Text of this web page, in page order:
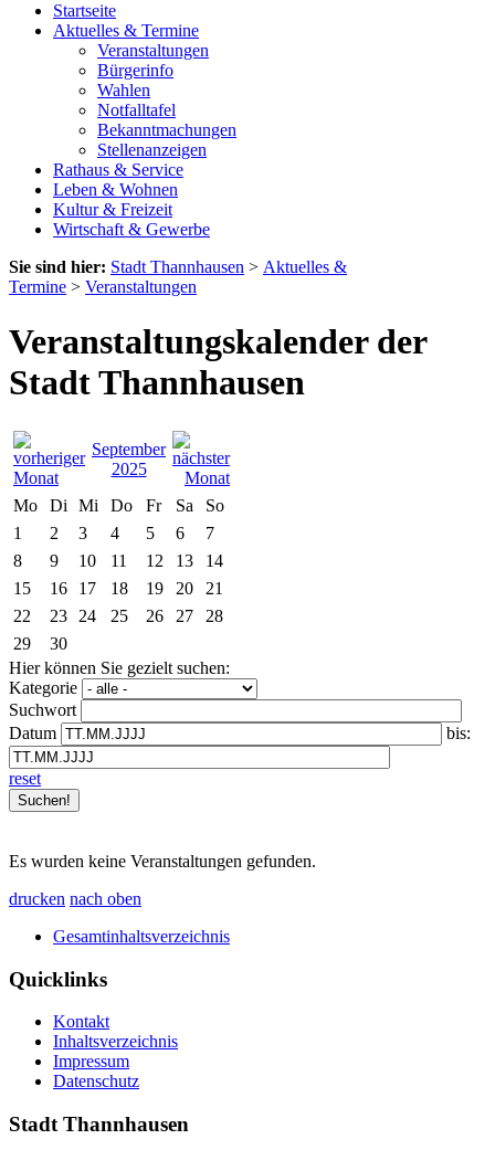
Startseite
Aktuelles & Termine
Veranstaltungen
Bürgerinfo
Wahlen
Notfalltafel
Bekanntmachungen
Stellenanzeigen
Rathaus & Service
Leben & Wohnen
Kultur & Freizeit
Wirtschaft & Gewerbe
Sie sind hier: Stadt Thannhausen > Aktuelles &
Termine > Veranstaltungen
Veranstaltungskalender der
Stadt Thannhausen
September
2025
Mo
Di Mi Do Fr Sa
So
1
2 3 4 5 6
7
8
9 10 11 12 13
14
15
16 17 18 19 20
21
22
23 24 25 26 27
28
29
30
Hier können Sie gezielt suchen:
Kategorie
Suchwort
Datum
bis:
reset
Es wurden keine Veranstaltungen gefunden.
drucken nach oben
Gesamtinhaltsverzeichnis
Quicklinks
Kontakt
Inhaltsverzeichnis
Impressum
Datenschutz
Stadt Thannhausen